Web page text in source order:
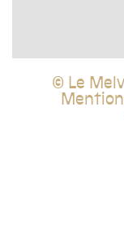
© Le